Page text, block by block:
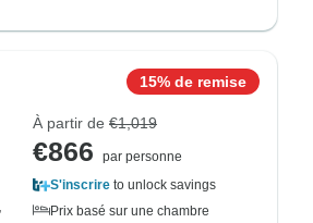
15% de remise
À partir de €1,019
€866
par personne
S'inscrire to unlock savings
Prix basé sur une chambre